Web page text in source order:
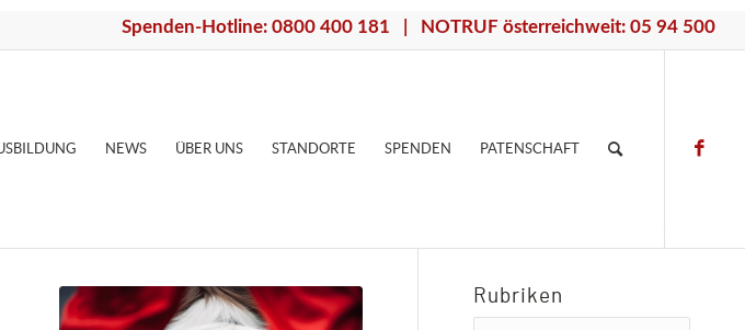
Spenden-Hotline: 0800 400 181 | NOTRUF österreichweit: 05 94 500
NEWS ÜBER UNS STANDORTE SPENDEN PATENSCHAFT
Rubriken